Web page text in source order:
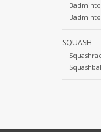
SQUASH